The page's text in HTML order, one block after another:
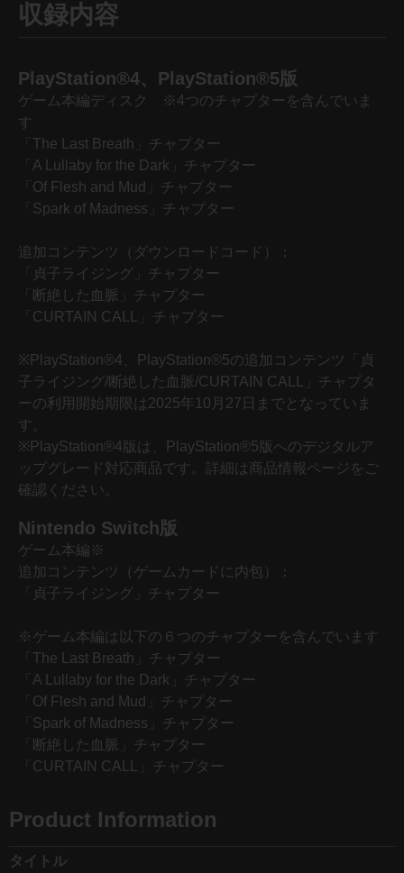
Product Information
タイトル
収録内容
PlayStation®4、PlayStation®5版
ゲーム本編ディスク ※4つのチャプターを含んでいま
す
「The Last Breath」チャプター
「A Lullaby for the Dark」チャプター
「Of Flesh and Mud」チャプター
「Spark of Madness」チャプター
追加コンテンツ（ダウンロードコード）：
「貞子ライジング」チャプター
「断絶した血脈」チャプター
「CURTAIN CALL」チャプター
※PlayStation®4、PlayStation®5の追加コンテンツ「貞
子ライジング/断絶した血脈/CURTAIN CALL」チャプタ
ーの利用開始期限は2025年10月27日までとなっていま
す。
※PlayStation®4版は、PlayStation®5版へのデジタルア
ップグレード対応商品です。詳細は商品情報ページをご
確認ください。
Nintendo Switch版
ゲーム本編※
追加コンテンツ（ゲームカードに内包）：
「貞子ライジング」チャプター
※ゲーム本編は以下の６つのチャプターを含んでいます
「The Last Breath」チャプター
「A Lullaby for the Dark」チャプター
「Of Flesh and Mud」チャプター
「Spark of Madness」チャプター
「断絶した血脈」チャプター
「CURTAIN CALL」チャプター